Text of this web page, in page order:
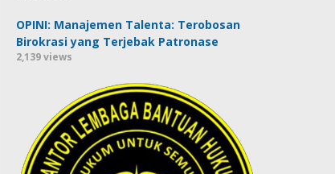
OPINI: Manajemen Talenta: Terobosan
Birokrasi yang Terjebak Patronase
2,139 views